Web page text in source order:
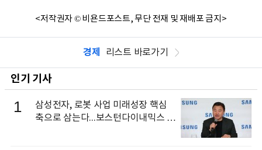
<저작권자 © 비욘드포스트, 무단 전재 및 재배포 금지>
경제 리스트 바로가기
인기 기사
1
삼성전자, 로봇 사업 미래성장 핵심
축으로 삼는다...보스턴다이내믹스 출